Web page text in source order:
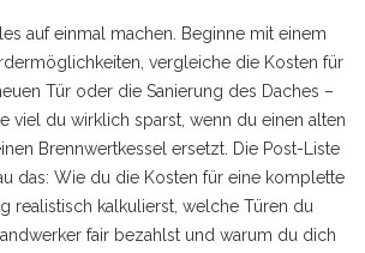
auf einmal machen. Beginne mit einem
vergleiche die Kosten für
Tür oder die Sanierung des Daches –
viel du wirklich sparst, wenn du einen alten
Brennwertkessel ersetzt. Die Post-Liste
das: Wie du die Kosten für eine komplette
realistisch kalkulierst, welche Türen du
fair bezahlst und warum du dich